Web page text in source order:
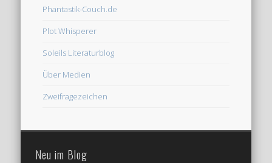
Phantastik-Couch.de
Plot Whisperer
Soleils Literaturblog
Über Medien
Zweifragezeichen
Neu im Blog